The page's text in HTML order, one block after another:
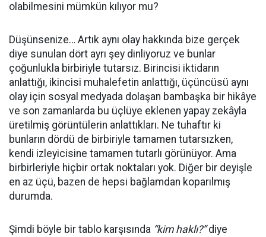
olabilmesini mümkün kılıyor mu?
Düşünsenize… Artık aynı olay hakkında bize gerçek
diye sunulan dört ayrı şey dinliyoruz ve bunlar
çoğunlukla birbiriyle tutarsız. Birincisi iktidarın
anlattığı, ikincisi muhalefetin anlattığı, üçüncüsü aynı
olay için sosyal medyada dolaşan bambaşka bir hikâye
ve son zamanlarda bu üçlüye eklenen yapay zekâyla
üretilmiş görüntülerin anlattıkları. Ne tuhaftır ki
bunların dördü de birbiriyle tamamen tutarsızken,
kendi izleyicisine tamamen tutarlı görünüyor. Ama
birbirleriyle hiçbir ortak noktaları yok. Diğer bir deyişle
en az üçü, bazen de hepsi bağlamdan koparılmış
durumda.
Şimdi böyle bir tablo karşısında “kim haklı?”diye